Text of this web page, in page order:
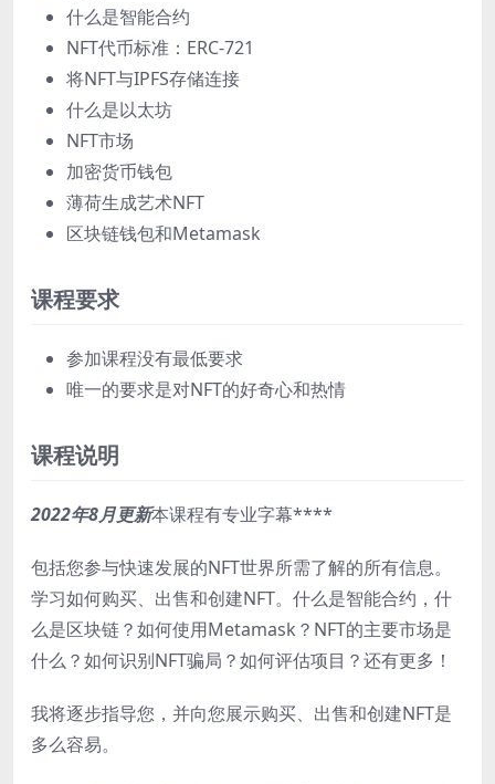
什么是智能合约
NFT代币标准：ERC-721
将NFT与IPFS存储连接
什么是以太坊
NFT市场
加密货币钱包
薄荷生成艺术NFT
区块链钱包和Metamask
课程要求
参加课程没有最低要求
唯一的要求是对NFT的好奇心和热情
课程说明
2022年8月更新本课程有专业字幕****
包括您参与快速发展的NFT世界所需了解的所有信息。
学习如何购买、出售和创建NFT。什么是智能合约，什
么是区块链？如何使用Metamask？NFT的主要市场是
什么？如何识别NFT骗局？如何评估项目？还有更多！
我将逐步指导您，并向您展示购买、出售和创建NFT是
多么容易。